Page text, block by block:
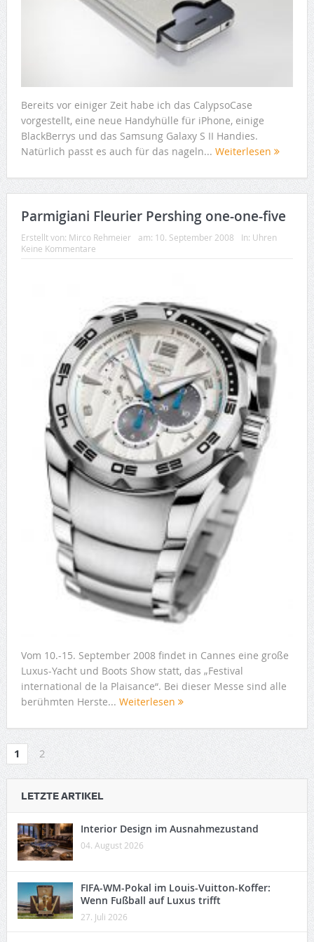
Bereits vor einiger Zeit habe ich das CalypsoCase
vorgestellt, eine neue Handyhülle für iPhone, einige
BlackBerrys und das Samsung Galaxy S II Handies.
Natürlich passt es auch für das nageln... Weiterlesen
Parmigiani Fleurier Pershing one-one-five
Erstellt von: Mirco Rehmeier am: 10. September 2008 In: Uhren
Keine Kommentare
Vom 10.-15. September 2008 findet in Cannes eine große
Luxus-Yacht und Boots Show statt, das „Festival
international de la Plaisance“. Bei dieser Messe sind alle
berühmten Herste... Weiterlesen
1 2
LETZTE ARTIKEL
Interior Design im Ausnahmezustand
04. August 2026
FIFA-WM-Pokal im Louis-Vuitton-Koffer:
Wenn Fußball auf Luxus trifft
27. Juli 2026